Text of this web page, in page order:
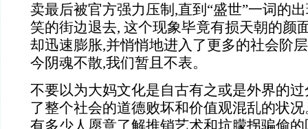
卖最后被官方强力压制,直到“盛世”一词的
笑的街边退去, 这个现象毕竟有损天朝的颜
却迅速膨胀,并悄悄地进入了更多的社会阶
今阴魂不散,我们暂且不表。
不要以为大妈文化是自古有之或是外界的
了整个社会的道德败坏和价值观混乱的状
有多少人愿意了解推销艺术和坑朦拐骗偷